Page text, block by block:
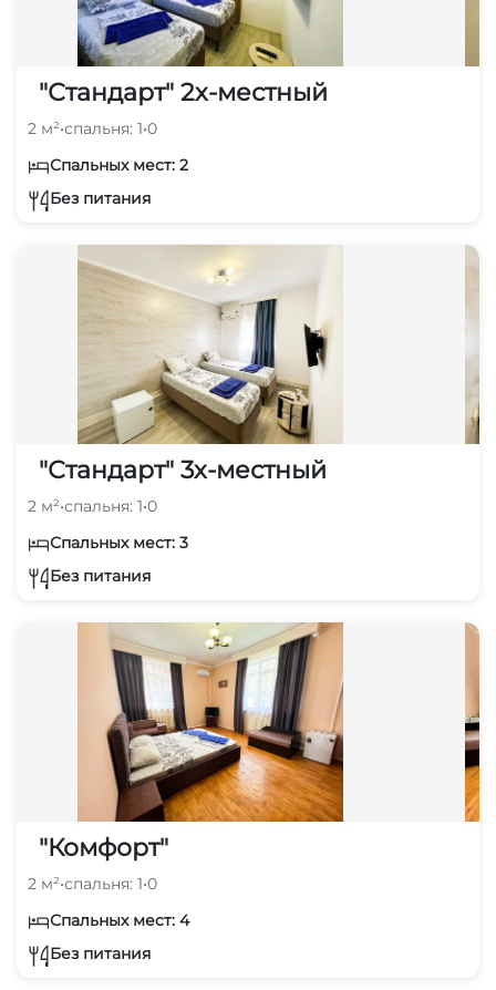
"Стандарт" 2х-местный
2 м²•спальня: 1•0
Спальных мест: 2
Без питания
"Стандарт" 3х-местный
2 м²•спальня: 1•0
Спальных мест: 3
Без питания
"Комфорт"
2 м²•спальня: 1•0
Спальных мест: 4
Без питания